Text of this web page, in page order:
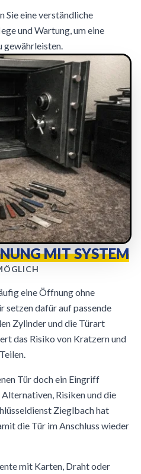
Sie eine verständliche
und Wartung, um eine
MIT SYSTEM
eine Öffnung ohne
setzen dafür auf passende
Zylinder und die Türart
das Risiko von Kratzern und
Tür doch ein Eingriff
Risiken und die
Zieglbach hat
die Tür im Anschluss wieder
mit Karten, Draht oder